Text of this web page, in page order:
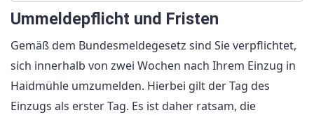
Ummeldepflicht und Fristen
Gemäß dem Bundesmeldegesetz sind Sie verpflichtet,
sich innerhalb von zwei Wochen nach Ihrem Einzug in
Haidmühle umzumelden. Hierbei gilt der Tag des
Einzugs als erster Tag. Es ist daher ratsam, die